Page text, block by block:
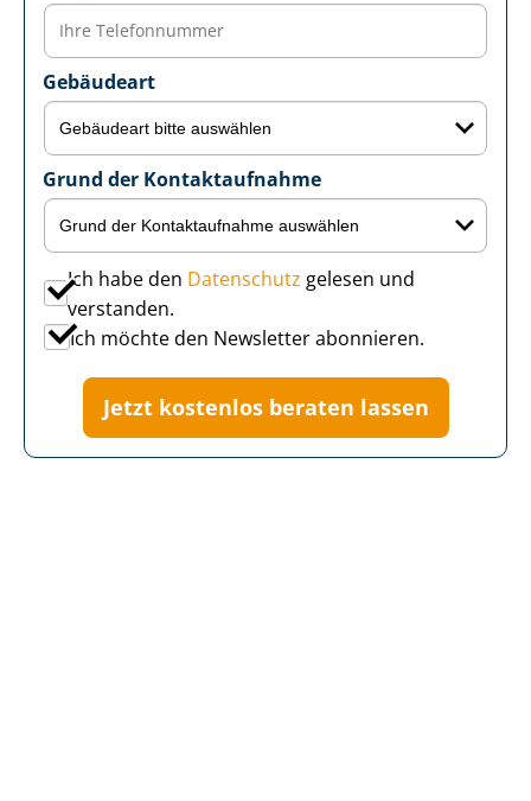
Gebäudeart
Grund der Kontaktaufnahme
Ich habe den Datenschutz gelesen und
verstanden.
Ich möchte den Newsletter abonnieren.
Jetzt kostenlos beraten lassen